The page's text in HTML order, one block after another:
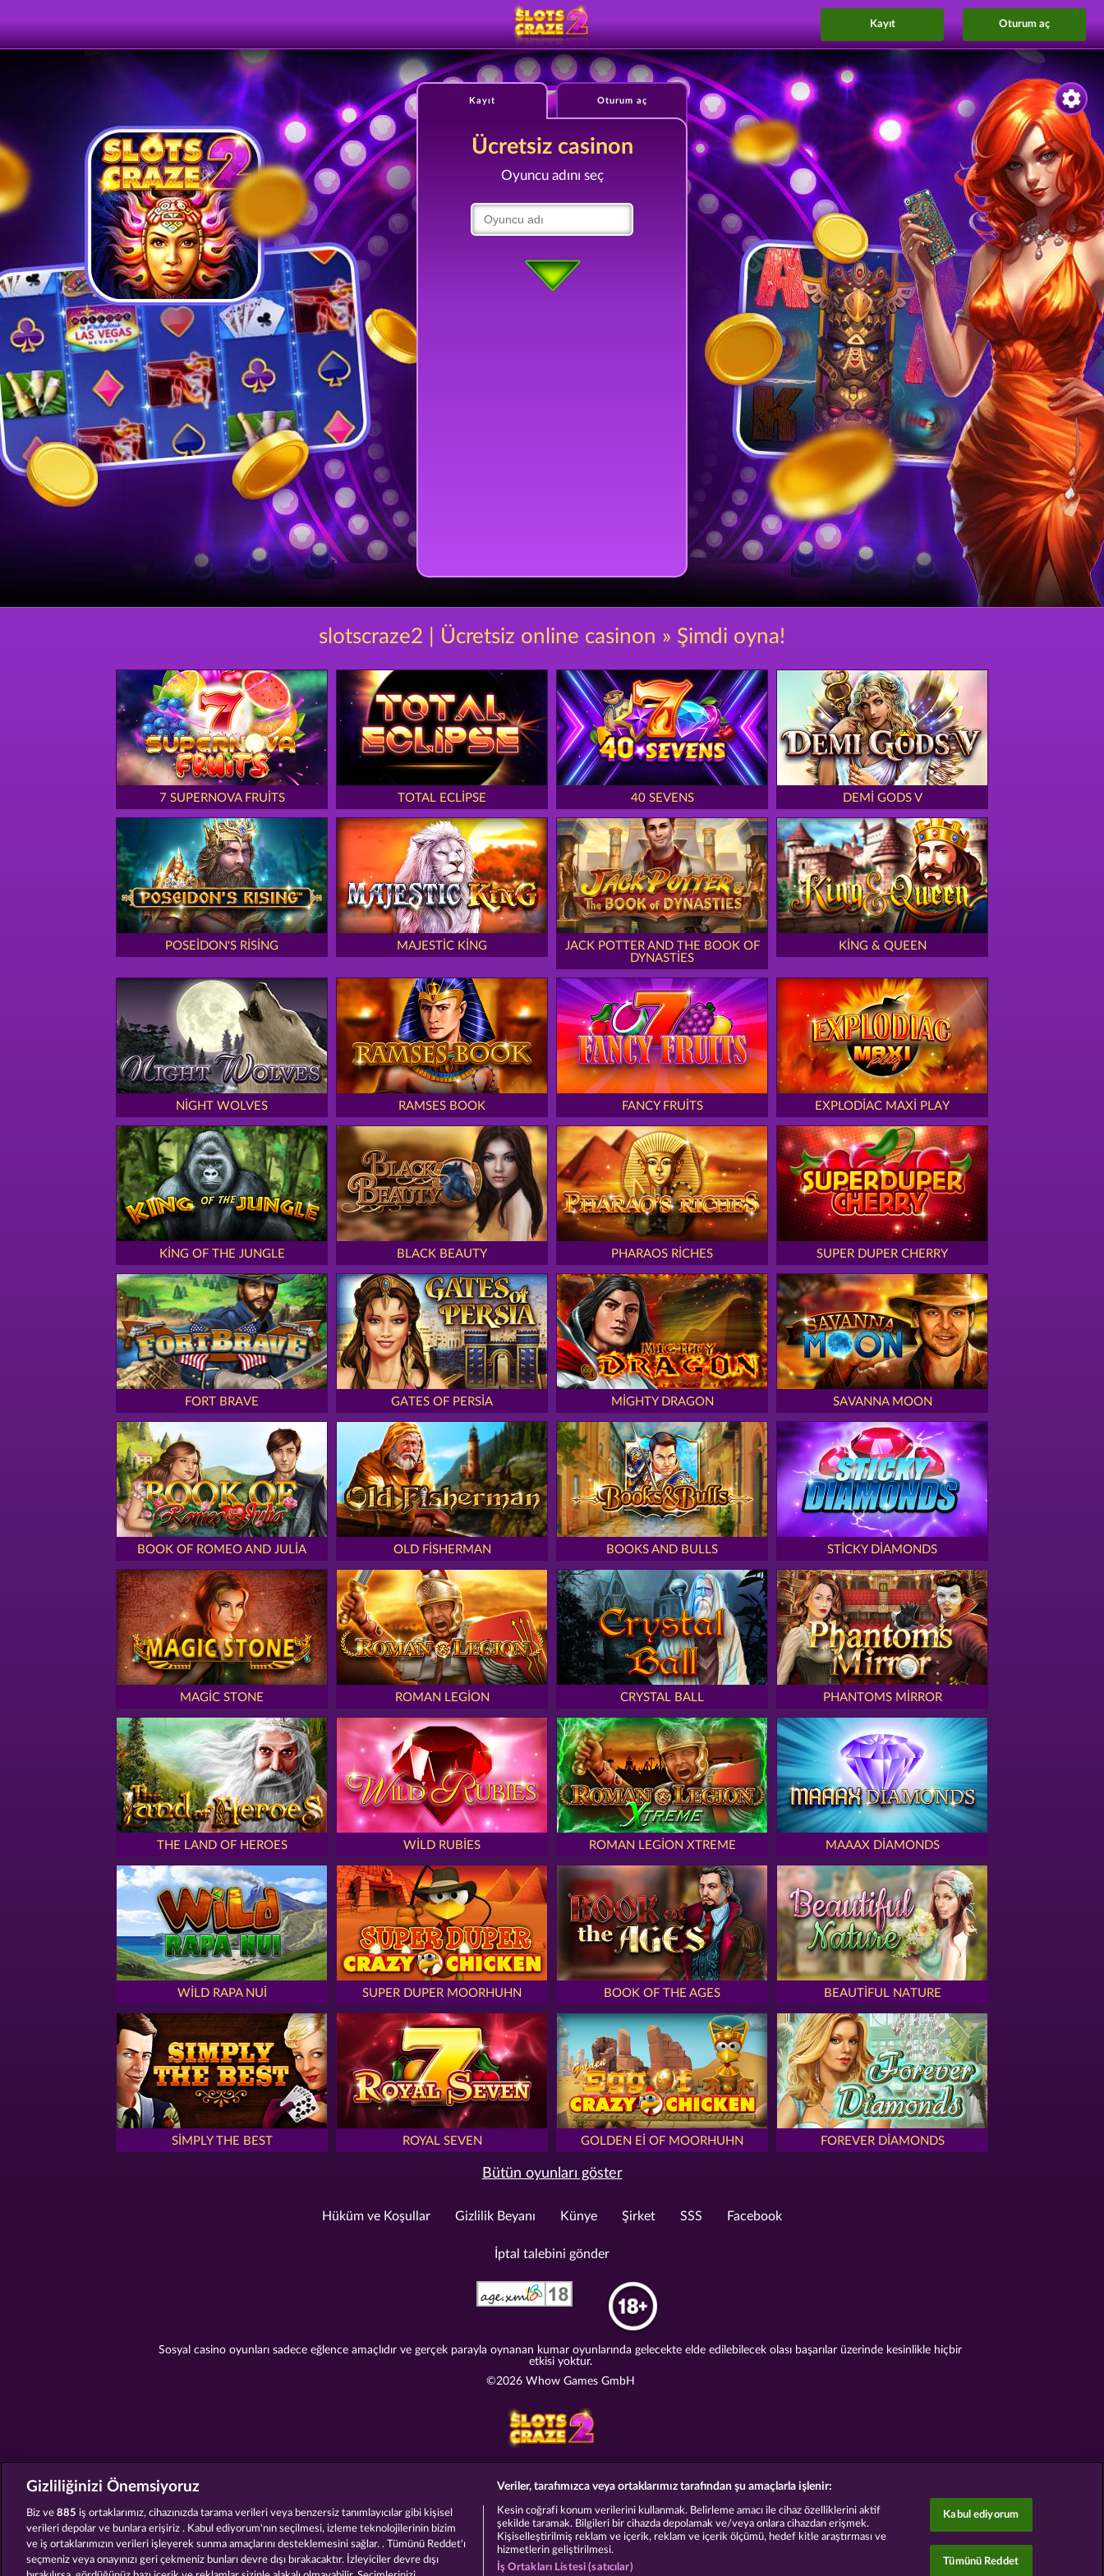
Kayıt Oturum aç
Kayıt Oturum aç
Ücretsiz casinon
Oyuncu adını seç
slotscraze2 | Ücretsiz online casinon » Şimdi oyna!
7 SUPERNOVA FRUITS TOTAL ECLIPSE 40 SEVENS DEMI GODS V
POSEIDON'S RISING MAJESTIC KING
JACK POTTER AND THE BOOK OF
DYNASTIES
KING & QUEEN
NIGHT WOLVES RAMSES BOOK FANCY FRUITS EXPLODIAC MAXI PLAY
KING OF THE JUNGLE BLACK BEAUTY PHARAOS RICHES SUPER DUPER CHERRY
FORT BRAVE GATES OF PERSIA MIGHTY DRAGON SAVANNA MOON
BOOK OF ROMEO AND JULIA OLD FISHERMAN BOOKS AND BULLS STICKY DIAMONDS
MAGIC STONE ROMAN LEGION CRYSTAL BALL PHANTOMS MIRROR
THE LAND OF HEROES WILD RUBIES ROMAN LEGION XTREME MAAAX DIAMONDS
WILD RAPA NUI SUPER DUPER MOORHUHN BOOK OF THE AGES BEAUTIFUL NATURE
SIMPLY THE BEST ROYAL SEVEN GOLDEN EI OF MOORHUHN FOREVER DIAMONDS
Bütün oyunları göster
Hüküm ve Koşullar Gizlilik Beyanı Künye Şirket SSS Facebook
İptal talebini gönder
Sosyal casino oyunları sadece eğlence amaçlıdır ve gerçek parayla oynanan kumar oyunlarında gelecekte elde edilebilecek olası başarılar üzerinde kesinlikle hiçbir
etkisi yoktur.
©2026 Whow Games GmbH
Gizliliğinizi Önemsiyoruz
Biz ve 885 iş ortaklarımız, cihazınızda tarama verileri veya benzersiz tanımlayıcılar gibi kişisel
verileri depolar ve bunlara erişiriz . Kabul ediyorum'nın seçilmesi, izleme teknolojilerinin bizim
ve iş ortaklarımızın verileri işleyerek sunma amaçlarını desteklemesini sağlar. . Tümünü Reddet'ı
seçmeniz veya onayınızı geri çekmeniz bunları devre dışı bırakacaktır. İzleyiciler devre dışı
Veriler, tarafımızca veya ortaklarımız tarafından şu amaçlarla işlenir:
Kesin coğrafi konum verilerini kullanmak. Belirleme amacı ile cihaz özelliklerini aktif
şekilde taramak. Bilgileri bir cihazda depolamak ve/veya onlara cihazdan erişmek.
Kişiselleştirilmiş reklam ve içerik, reklam ve içerik ölçümü, hedef kitle araştırması ve
hizmetlerin geliştirilmesi.
İş Ortakları Listesi (satıcılar)
Kabul ediyorum
Tümünü Reddet